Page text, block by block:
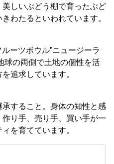
しいぶどう棚で育ったぶど
わたるといわれています。
ーツボウル”ニュージーラ
球の両側で土地の個性を活
追求しています。
すること。身体の知性と感
り手、売り手、買い手が一
を育てています。